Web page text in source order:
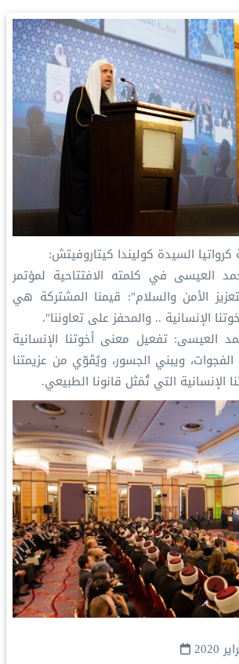
السيدة كوليندا كيتاروفيتش:
العيسى في كلمته الافتتاحية لمؤتمر
الأمن والسلام": قيمنا المشتركة هي
الإنسانية .. والمحفز على تعاوننا".
العيسى: تفعيل معنى أخوتنا الإنسانية
الفجوات، ويبني الجسور، ويُقَوّي من عزيمتنا
الإنسانية التي تُمَثل قانونا الطبيعي.